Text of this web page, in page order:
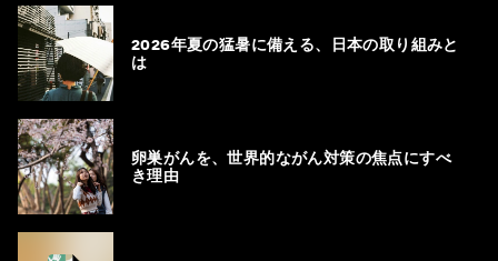
2026年夏の猛暑に備える、日本の取り組みと
は
卵巣がんを、世界的ながん対策の焦点にすべ
き理由